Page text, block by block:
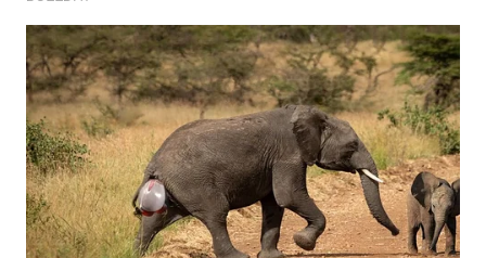
WN
CIANJUR
WN
KEPULAUAN
SERIBU
WN
TANGERANG